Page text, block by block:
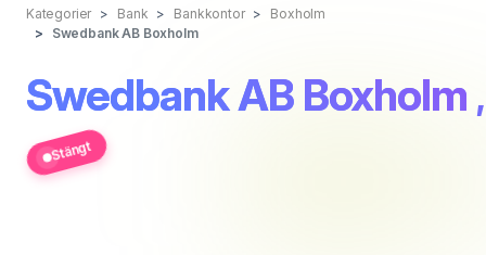
Kategorier Bank Bankkontor
Boxholm
Swedbank AB Boxholm
Swedbank AB Boxholm
Stängt